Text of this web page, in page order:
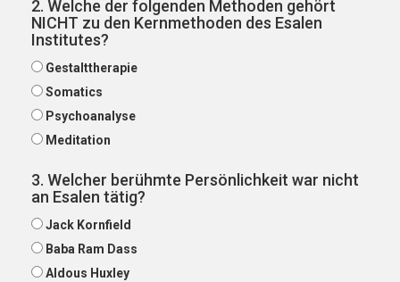
2. Welche der folgenden Methoden gehört
NICHT zu den Kernmethoden des Esalen
Institutes?
Gestalttherapie
Somatics
Psychoanalyse
Meditation
3. Welcher berühmte Persönlichkeit war nicht
an Esalen tätig?
Jack Kornfield
Baba Ram Dass
Aldous Huxley